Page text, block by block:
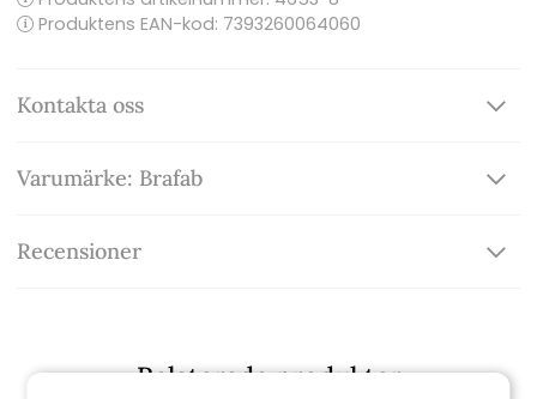
Produktens EAN-kod: 7393260064060
Kontakta oss
Varumärke: Brafab
Recensioner
Relaterade produkter